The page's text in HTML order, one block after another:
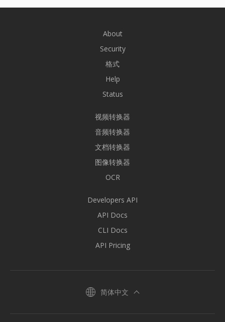
About
Security
格式
Help
Status
视频转换器
音频转换器
文档转换器
图像转换器
OCR
Developers API
API Docs
CLI Docs
API Pricing
简体中文